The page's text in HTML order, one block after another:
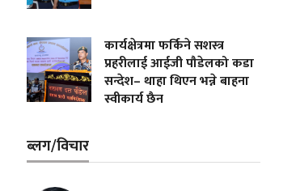
कार्यक्षेत्रमा फर्किने सशस्त्र
प्रहरीलाई आईजी पौडेलको कडा
सन्देश– थाहा थिएन भन्ने बाहना
स्वीकार्य छैन
ब्लग/विचार